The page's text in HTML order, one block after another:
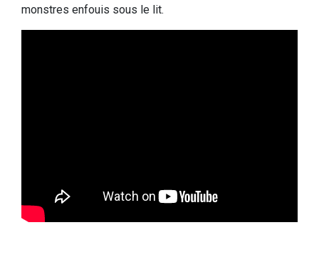
monstres enfouis sous le lit.